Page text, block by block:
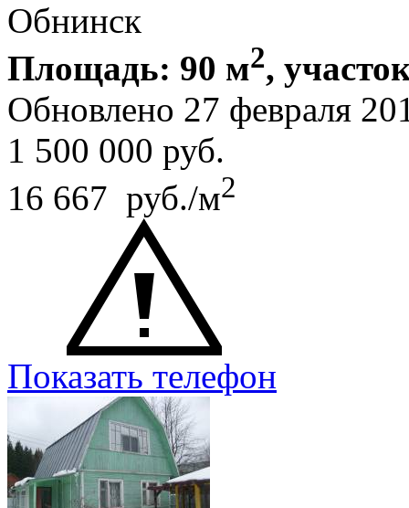
Обнинск
Площадь: 90 м2,
Обновлено 27 февраля
1 500 000 руб.
16 667 руб./м2
Показать телефон